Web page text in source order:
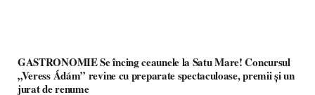
GASTRONOMIE Se încing ceaunele la Satu Mare! Concursul
„Veress Ádám” revine cu preparate spectaculoase, premii și un
jurat de renume